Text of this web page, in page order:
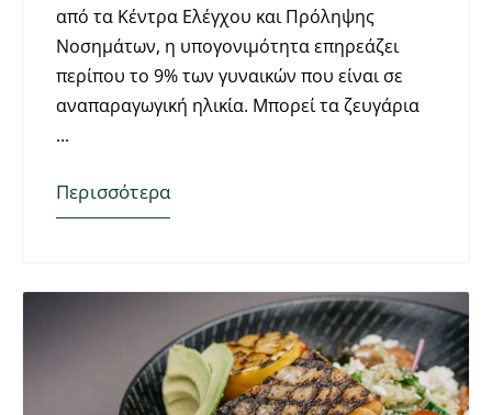
από τα Κέντρα Ελέγχου και Πρόληψης
Νοσημάτων, η υπογονιμότητα επηρεάζει
περίπου το 9% των γυναικών που είναι σε
αναπαραγωγική ηλικία. Μπορεί τα ζευγάρια
Περισσότερα